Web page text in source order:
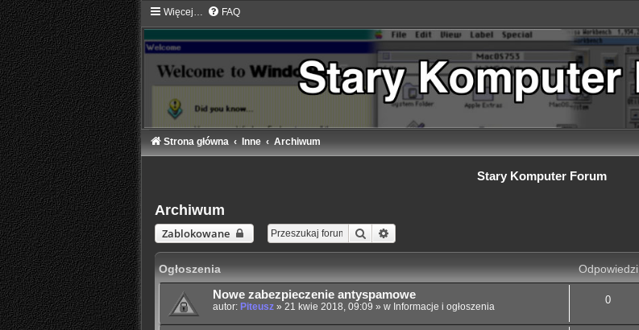
Więcej… FAQ
Strona główna Inne Archiwum
Stary Komputer Forum
Archiwum
Zablokowane Szukaj
Ogłoszenia Odpowiedzi
Nowe zabezpieczenie antyspamowe
autor: Piteusz » 21 kwie 2018, 09:09 » w Informacje i ogłoszenia
0